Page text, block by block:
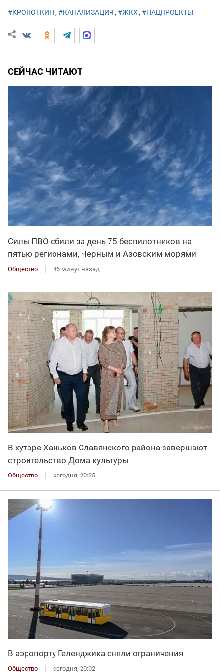
#КРОПОТКИН , #КАНАЛИЗАЦИЯ , #ЖКХ, #НАЦПРОЕКТЫ
СЕЙЧАС ЧИТАЮТ
Силы ПВО сбили за день 75 беспилотников на
пятью регионами, Черным и Азовским морями
Общество 46 минут назад
В хуторе Ханьков Славянского района завершают
строительство Дома культуры
Общество сегодня, 20:25
В аэропорту Геленджика сняли ограничения
Общество сегодня, 20:02